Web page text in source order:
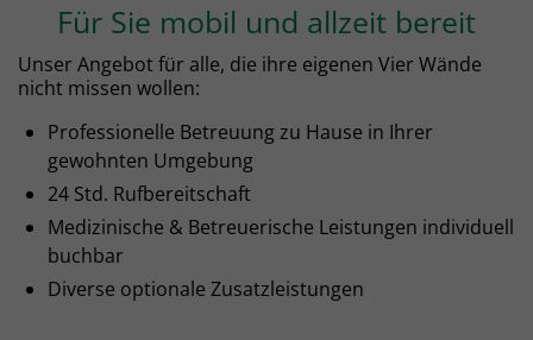
Für Sie mobil und allzeit bereit
Unser Angebot für alle, die ihre eigenen Vier Wände
nicht missen wollen:
Professionelle Betreuung zu Hause in Ihrer
gewohnten Umgebung
24 Std. Rufbereitschaft
Medizinische & Betreuerische Leistungen individuell
buchbar
Diverse optionale Zusatzleistungen